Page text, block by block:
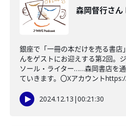
森岡督行さん
銀座で「一冊の本だけを売る書店
んをゲストにお迎えする第2回。
ソール・ライター……森岡書店を
ていきます。〇Xアカウント
2024.12.13 |00:21:30